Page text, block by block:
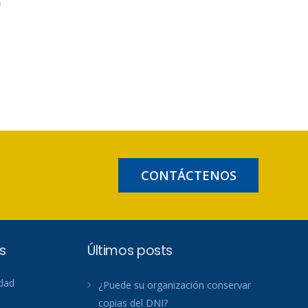
CONTÁCTENOS
Últimos posts
¿Puede su organización conservar
copias del DNI?